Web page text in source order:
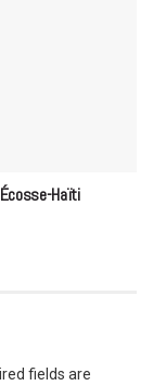
Haïti
fields are